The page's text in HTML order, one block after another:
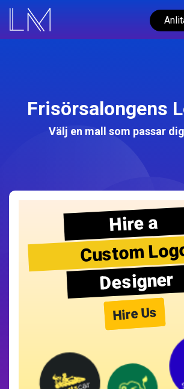
Frisörsalongens
Välj en mall som passar
Hire a
Custom
Designer
Hire Us